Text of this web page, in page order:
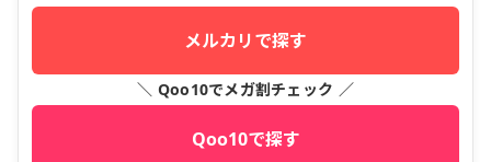
メルカリで探す
＼ Qoo10でメガ割チェック ／
Qoo10で探す